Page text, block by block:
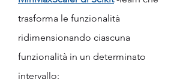
trasforma le funzionalità
ridimensionando ciascuna
funzionalità in un determinato
intervallo: